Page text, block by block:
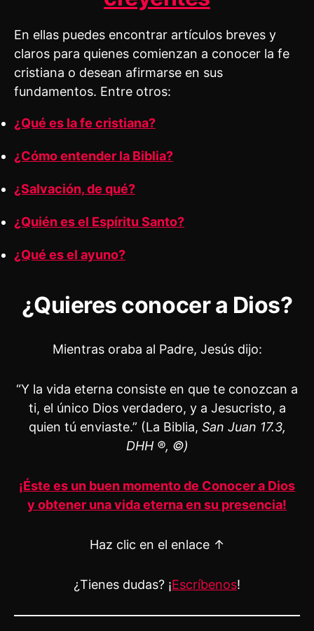
En ellas puedes encontrar artículos breves y
claros para quienes comienzan a conocer la fe
cristiana o desean afirmarse en sus
fundamentos. Entre otros:
¿Qué es la fe cristiana?
¿Cómo entender la Biblia?
¿Salvación, de qué?
¿Quién es el Espíritu Santo?
¿Qué es el ayuno?
¿Quieres conocer a Dios?
Mientras oraba al Padre, Jesús dijo:
“Y la vida eterna consiste en que te conozcan a
ti, el único Dios verdadero, y a Jesucristo, a
quien tú enviaste.” (La Biblia, San Juan 17.3,
DHH ®, ©)
¡Éste es un buen momento de Conocer a Dios
y obtener una vida eterna en su presencia!
Haz clic en el enlace ↑
¿Tienes dudas? ¡Escríbenos!